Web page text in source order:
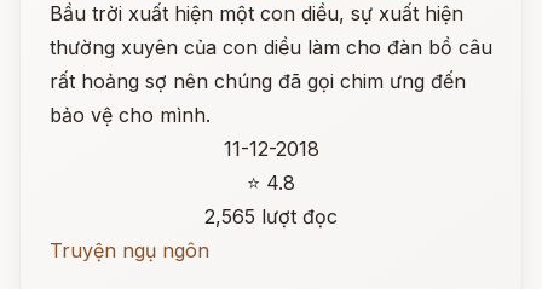
Bầu trời xuất hiện một con diều, sự xuất hiện
thường xuyên của con diều làm cho đàn bồ câu
rất hoảng sợ nên chúng đã gọi chim ưng đến
bảo vệ cho mình.
11-12-2018
⭐ 4.8
2,565 lượt đọc
Truyện ngụ ngôn